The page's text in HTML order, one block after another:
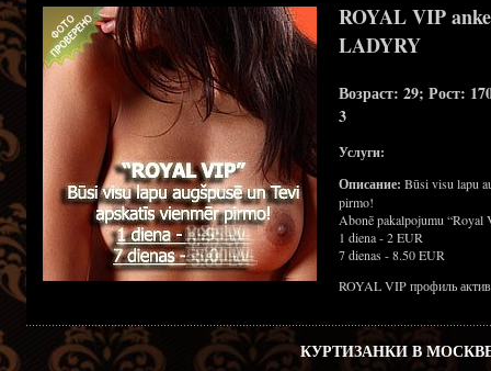
ROYAL VIP
LADYRY
Возраст: 29; Рост:
3
Услуги:
Описание: Būsi visu lapu
pirmo!
Abonē pakalpojumu “Royal
1 diena - 2 EUR
7 dienas - 8.50 EUR
ROYAL VIP профиль
КУРТИЗАНКИ В